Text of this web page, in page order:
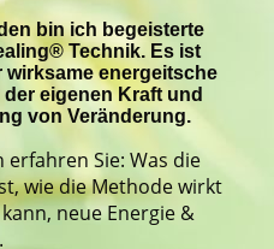
bin ich begeisterte
Technik. Es ist
wirksame energeitsche
eigenen Kraft und
von Veränderung.
Sie: Was die
wie die Methode wirkt
neue Energie &